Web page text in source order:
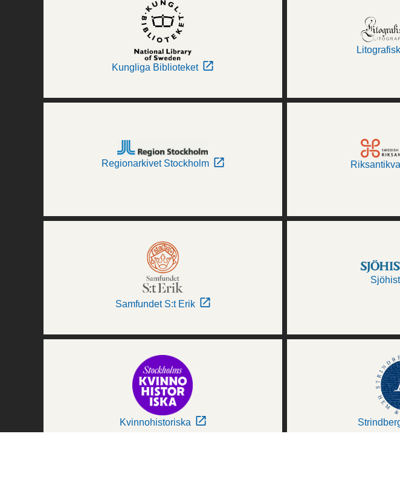
Kungliga Biblioteket
Regionarkivet Stockholm
Samfundet S:t Erik
Kvinnohistoriska